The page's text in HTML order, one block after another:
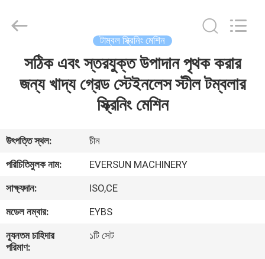
VR
প্রদর্শন
আমাদের
সম্পর্কে
টাম্বল স্ক্রিনিং মেশিন
সঠিক এবং স্তরযুক্ত উপাদান পৃথক করার
জন্য খাদ্য গ্রেড স্টেইনলেস স্টীল টম্বলার
স্ক্রিনিং মেশিন
উৎপত্তি স্থল:
চীন
পরিচিতিমুলক নাম:
EVERSUN MACHINERY
সাক্ষ্যদান:
ISO,CE
মডেল নম্বার:
EYBS
ন্যূনতম চাহিদার
পরিমাণ:
১টি সেট